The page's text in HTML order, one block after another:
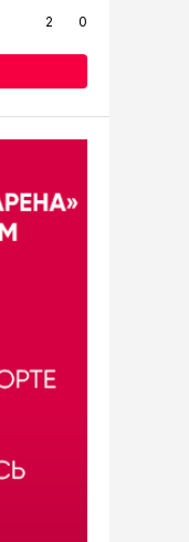
2 0